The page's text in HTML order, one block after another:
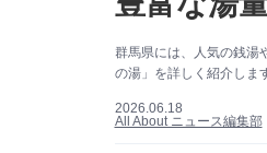
群馬県には、人気の銭湯
の湯」を詳しく紹介しま
2026.06.18
All About ニュース編集部